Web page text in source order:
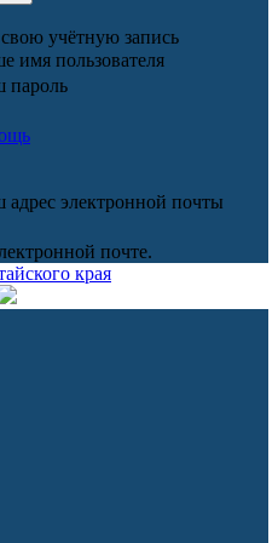
учётную запись
имя пользователя
пароль
адрес электронной почты
почте.
края